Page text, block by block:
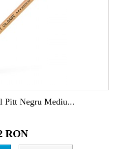
Pitt Negru Mediu...
RON